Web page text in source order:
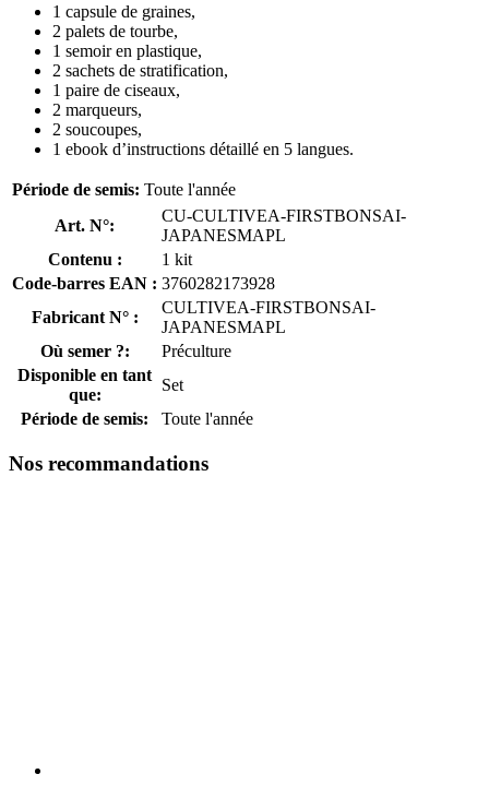
1 capsule de graines,
2 palets de tourbe,
1 semoir en plastique,
2 sachets de stratification,
1 paire de ciseaux,
2 marqueurs,
2 soucoupes,
1 ebook d’instructions détaillé en 5 langues.
Période de semis: Toute l'année
Art. N°:
CU-CULTIVEA-FIRSTBONSAI-
JAPANESMAPL
Contenu :
1 kit
Code-barres EAN : 3760282173928
Fabricant N° :
CULTIVEA-FIRSTBONSAI-
JAPANESMAPL
Où semer ?:
Préculture
Disponible en tant
que:
Set
Période de semis:
Toute l'année
Nos recommandations